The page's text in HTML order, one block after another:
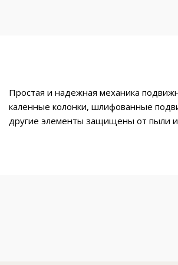
Простая и надежная механика
каленные колонки, шлифованные
другие элементы защищены от пыли